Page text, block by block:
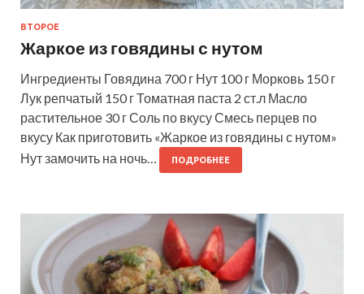
ВТОРОЕ
Жаркое из говядины с нутом
Ингредиенты Говядина 700 г Нут 100 г Морковь 150 г
Лук репчатый 150 г Томатная паста 2 ст.л Масло
растительное 30 г Соль по вкусу Смесь перцев по
вкусу Как приготовить «Жаркое из говядины с нутом»
Нут замочить на ночь…
ПОДРОБНЕЕ